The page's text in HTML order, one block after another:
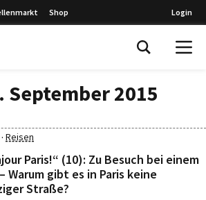
Shop Login
September 2015
· Reisen
Paris!“ (10): Zu Besuch bei einem
Warum gibt es in Paris keine
Straße?